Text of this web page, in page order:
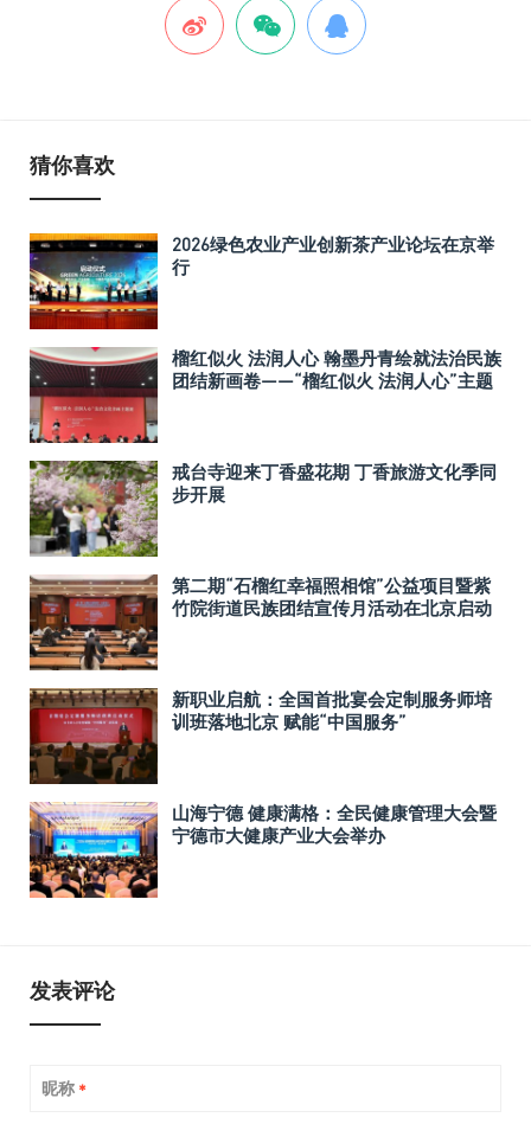
猜你喜欢
2026绿色农业产业创新茶产业论坛在京举
行
榴红似火 法润人心 翰墨丹青绘就法治民族
团结新画卷——“榴红似火 法润人心”主题
戒台寺迎来丁香盛花期 丁香旅游文化季同
步开展
第二期“石榴红幸福照相馆”公益项目暨紫
竹院街道民族团结宣传月活动在北京启动
新职业启航：全国首批宴会定制服务师培
训班落地北京 赋能“中国服务”
山海宁德 健康满格：全民健康管理大会暨
宁德市大健康产业大会举办
发表评论
昵称 *